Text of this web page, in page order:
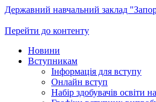
Державний навчальний заклад
Перейти до контенту
Новини
Вступникам
Інформація для вступу
Онлайн вступ
Набір здобувачів освіти